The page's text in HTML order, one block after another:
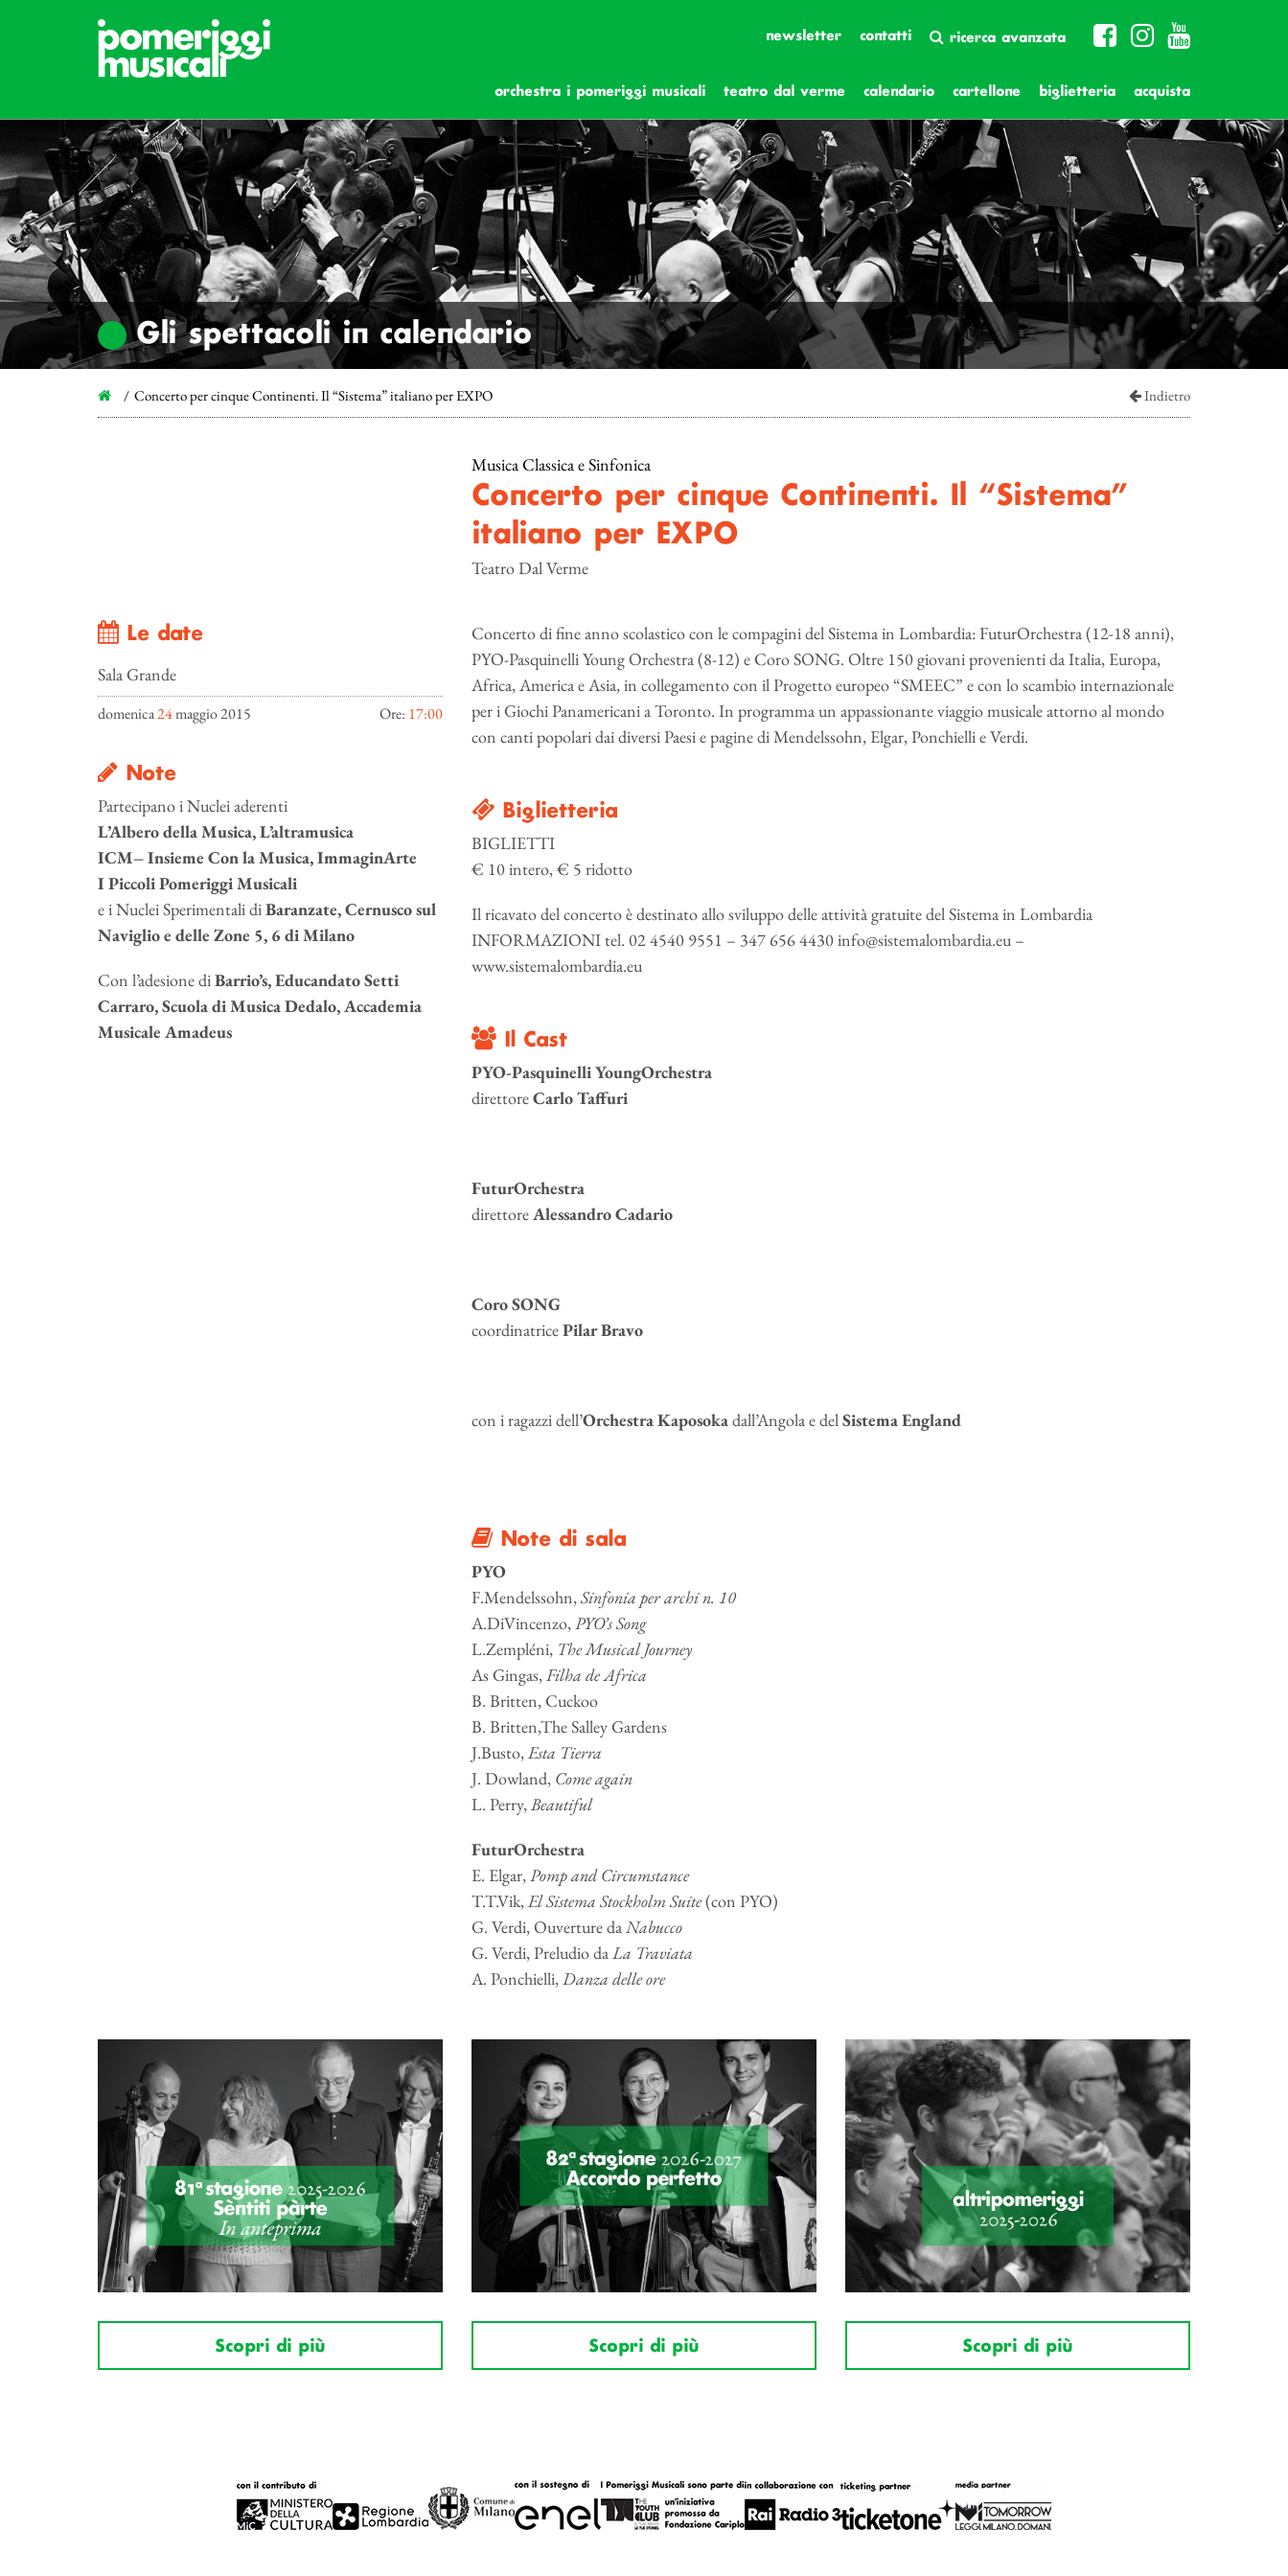
newsletter contatti ricerca avanzata
orchestra i pomeriggi musicali teatro dal verme calendario cartellone biglietteria acquista
Gli spettacoli in calendario
Concerto per cinque Continenti. Il “Sistema” italiano per EXPO Indietro
Le date
Sala Grande
domenica24maggio 2015 Ore: 17:00
Note
Partecipano i Nuclei aderenti
L’Albero della Musica, L’altramusica
ICM– Insieme Con la Musica, ImmaginArte
I Piccoli Pomeriggi Musicali
e i Nuclei Sperimentali diBaranzate, Cernusco sul
Naviglio e delle Zone 5, 6 di Milano
Con l’adesione diBarrio’s, Educandato Setti
Carraro, Scuola di Musica Dedalo, Accademia
Musicale Amadeus
Musica Classica e Sinfonica
Concerto per cinque Continenti. Il “Sistema”
italiano per EXPO
Teatro Dal Verme
Concerto di fine anno scolastico con le compagini del Sistema in Lombardia: FuturOrchestra (12-18 anni),
PYO-Pasquinelli Young Orchestra (8-12) e Coro SONG. Oltre 150 giovani provenienti da Italia, Europa,
Africa, America e Asia, in collegamento con il Progetto europeo “SMEEC” e con lo scambio internazionale
per i Giochi Panamericani a Toronto. In programma un appassionante viaggio musicale attorno al mondo
con canti popolari dai diversi Paesi e pagine di Mendelssohn, Elgar, Ponchielli e Verdi.
Biglietteria
BIGLIETTI
€ 10 intero, € 5 ridotto
Il ricavato del concerto è destinato allo sviluppo delle attività gratuite del Sistema in Lombardia
INFORMAZIONI tel. 02 4540 9551 – 347 656 4430 info@sistemalombardia.eu –
www.sistemalombardia.eu
Il Cast
PYO-Pasquinelli YoungOrchestra
direttoreCarlo Taffuri
FuturOrchestra
direttoreAlessandro Cadario
Coro SONG
coordinatricePilar Bravo
con i ragazzi dell’Orchestra Kaposokadall’Angola e delSistema England
Note di sala
PYO
F.Mendelssohn,Sinfonia per archi n. 10
A.DiVincenzo,PYO’s Song
L.Zempléni, The Musical Journey
As Gingas,Filha de Africa
B. Britten, Cuckoo
B. Britten,The Salley Gardens
J.Busto,Esta Tierra
J. Dowland, Come again
L. Perry,Beautiful
FuturOrchestra
E. Elgar,Pomp and Circumstance
T.T.Vik,El Sistema Stockholm Suite(con PYO)
G. Verdi, Ouverture daNabucco
G. Verdi, Preludio daLa Traviata
A. Ponchielli,Danza delle ore
Scopri di più Scopri di più Scopri di più